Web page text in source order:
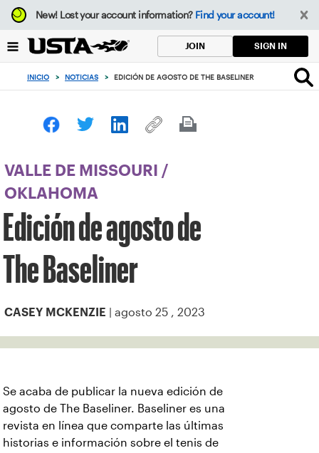
Enfoque
desde
botón
volver
principio
New!Lost your account information? Find your account!
JOIN SIGN IN
INICIO > NOTICIAS > EDICIÓN DE AGOSTO DE THE BASELINER
VALLE DE MISSOURI
/
OKLAHOMA
Edición de agosto de
The Baseliner
CASEY MCKENZIE | agosto 25 , 2023
Se acaba de publicar la nueva edición de
agosto de The Baseliner. Baseliner es una
revista en línea que comparte las últimas
historias e información sobre el tenis de